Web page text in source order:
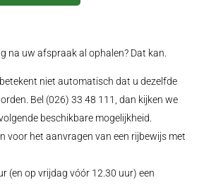
na uw afspraak al ophalen? Dat kan.
niet automatisch dat u dezelfde
Bel (026) 33 48 111, dan kijken we
beschikbare mogelijkheid.
voor het aanvragen van een rijbewijs met
(en op vrijdag vóór 12.30 uur) een